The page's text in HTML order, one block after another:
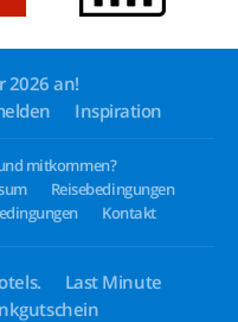
2026 an!
Inspiration
mitkommen?
Reisebedingungen
Kontakt
Last Minute